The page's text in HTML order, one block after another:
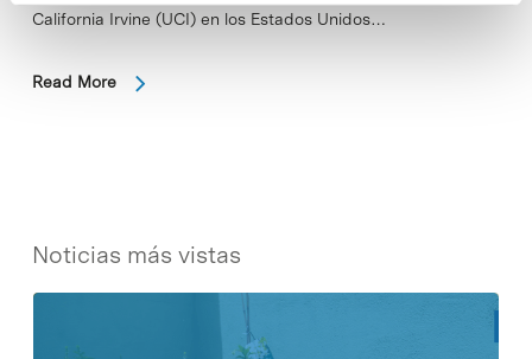
California Irvine (UCI) en los Estados Unidos…
Read More
Noticias más vistas